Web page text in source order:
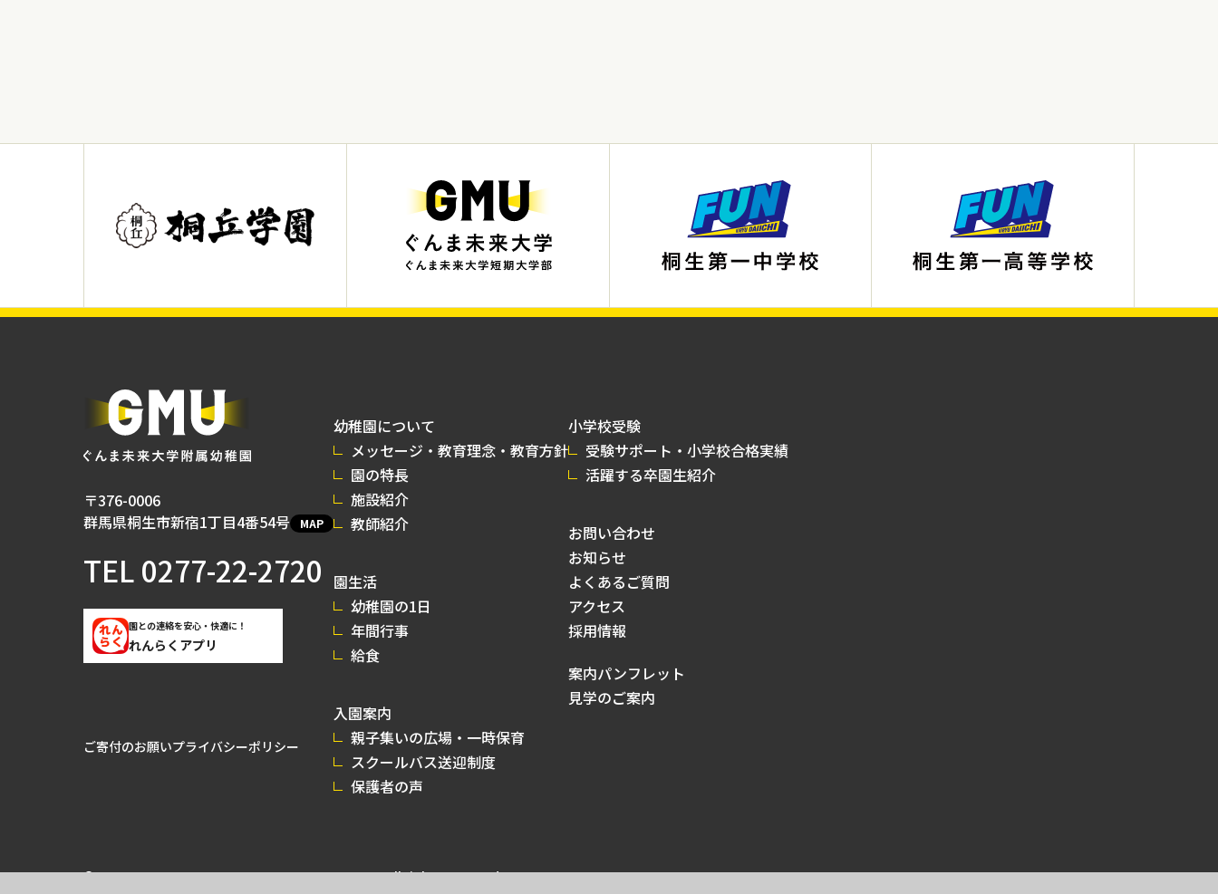
〒376-0006
群馬県桐生市新宿1丁目4番54号
MAP
TEL0277-22-2720
園との連絡を安心・快適に！
れんらくアプリ
ご寄付のお願いプライバシーポリシー
幼稚園について
メッセージ・教育理念・教育方針
園の特長
施設紹介
教師紹介
園生活
幼稚園の1日
年間行事
給食
入園案内
親子集いの広場・一時保育
スクールバス送迎制度
保護者の声
小学校受験
受験サポート・小学校合格実績
活躍する卒園生紹介
お問い合わせ
お知らせ
よくあるご質問
アクセス
採用情報
案内パンフレット
見学のご案内
© 2026 GUNMA MIRAI UNIVERSITY KINDERGARTEN All rights reserved.